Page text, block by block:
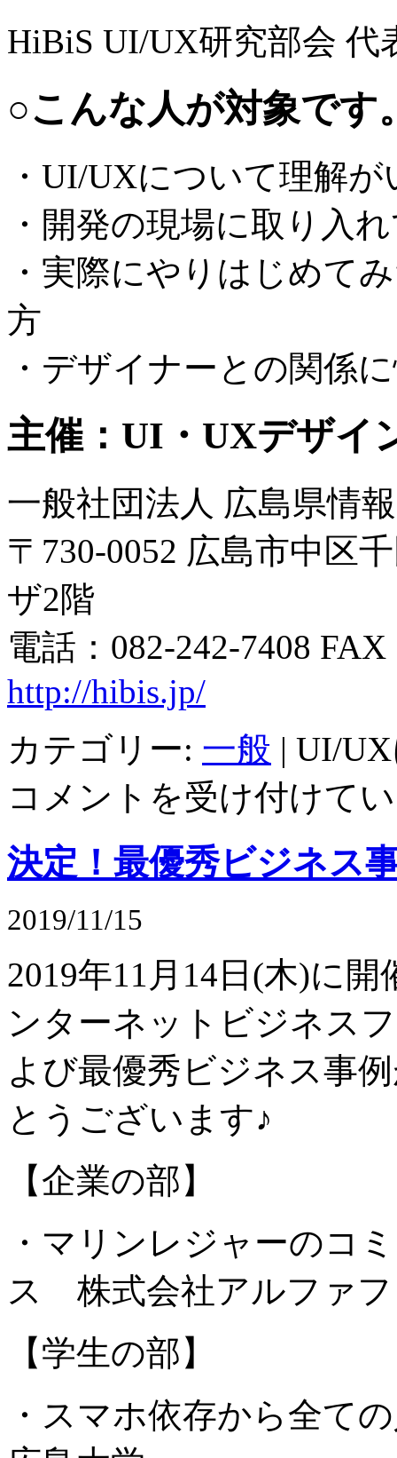
HiBiS UI/UX研究部会 代
○こんな人が対象です
・UI/UXについて理解
・開発の現場に取り入
・実際にやりはじめて
方
・デザイナーとの関係
主催：UI・UXデザイ
一般社団法人 広島県情
〒730-0052 広島市中区
ザ2階
電話：082-242-7408
http://hibis.jp/
カテゴリー: 一般 | UI/
コメントを受け付けて
決定！最優秀ビジネス
2019/11/15
2019年11月14日(木)に
ンターネットビジネス
よび最優秀ビジネス事
とうございます♪
【企業の部】
・マリンレジャーのコ
ス 株式会社アルファ
【学生の部】
・スマホ依存から全